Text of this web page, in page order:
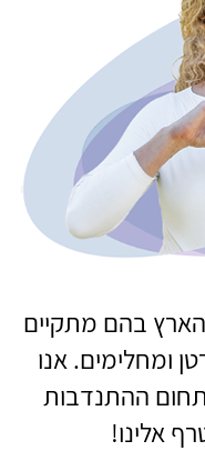
ברחבי הארץ בהם מתקיים
ומחלימים. אנו
ההתנדבות
אלינו!